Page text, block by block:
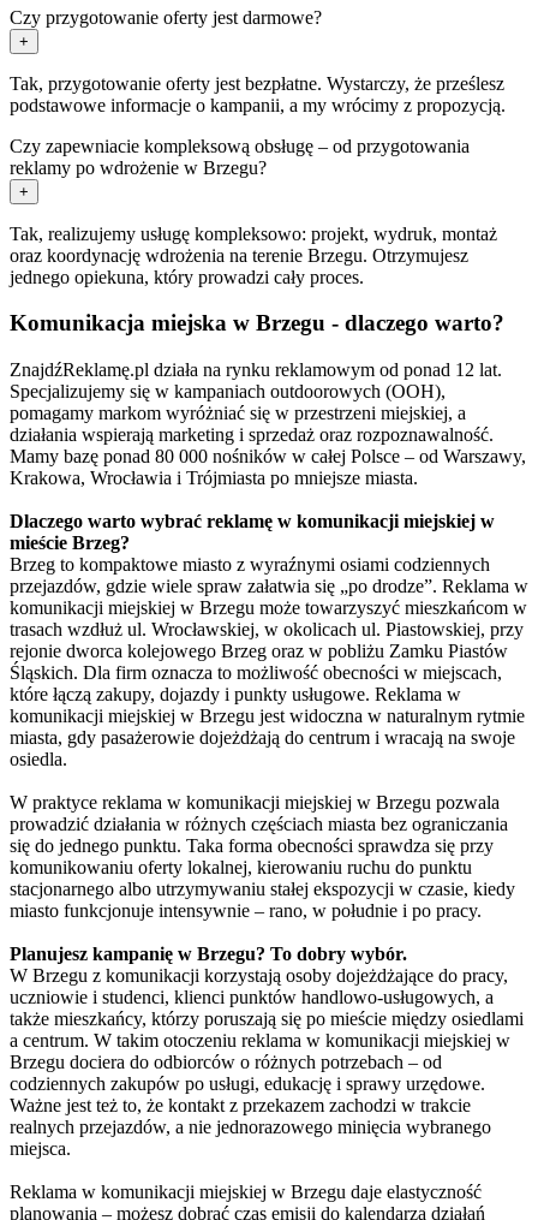
Czy przygotowanie oferty jest darmowe?
+
Tak, przygotowanie oferty jest bezpłatne. Wystarczy, że prześlesz
podstawowe informacje o kampanii, a my wrócimy z propozycją.
Czy zapewniacie kompleksową obsługę – od przygotowania
reklamy po wdrożenie w Brzegu?
+
Tak, realizujemy usługę kompleksowo: projekt, wydruk, montaż
oraz koordynację wdrożenia na terenie Brzegu. Otrzymujesz
jednego opiekuna, który prowadzi cały proces.
Komunikacja miejska w Brzegu - dlaczego warto?
ZnajdźReklamę.pl działa na rynku reklamowym od ponad 12 lat.
Specjalizujemy się w kampaniach outdoorowych (OOH),
pomagamy markom wyróżniać się w przestrzeni miejskiej, a
działania wspierają marketing i sprzedaż oraz rozpoznawalność.
Mamy bazę ponad 80 000 nośników w całej Polsce – od Warszawy,
Krakowa, Wrocławia i Trójmiasta po mniejsze miasta.
Dlaczego warto wybrać reklamę w komunikacji miejskiej w
mieście Brzeg?
Brzeg to kompaktowe miasto z wyraźnymi osiami codziennych
przejazdów, gdzie wiele spraw załatwia się „po drodze”. Reklama w
komunikacji miejskiej w Brzegu może towarzyszyć mieszkańcom w
trasach wzdłuż ul. Wrocławskiej, w okolicach ul. Piastowskiej, przy
rejonie dworca kolejowego Brzeg oraz w pobliżu Zamku Piastów
Śląskich. Dla firm oznacza to możliwość obecności w miejscach,
które łączą zakupy, dojazdy i punkty usługowe. Reklama w
komunikacji miejskiej w Brzegu jest widoczna w naturalnym rytmie
miasta, gdy pasażerowie dojeżdżają do centrum i wracają na swoje
osiedla.
W praktyce reklama w komunikacji miejskiej w Brzegu pozwala
prowadzić działania w różnych częściach miasta bez ograniczania
się do jednego punktu. Taka forma obecności sprawdza się przy
komunikowaniu oferty lokalnej, kierowaniu ruchu do punktu
stacjonarnego albo utrzymywaniu stałej ekspozycji w czasie, kiedy
miasto funkcjonuje intensywnie – rano, w południe i po pracy.
Planujesz kampanię w Brzegu? To dobry wybór.
W Brzegu z komunikacji korzystają osoby dojeżdżające do pracy,
uczniowie i studenci, klienci punktów handlowo-usługowych, a
także mieszkańcy, którzy poruszają się po mieście między osiedlami
a centrum. W takim otoczeniu reklama w komunikacji miejskiej w
Brzegu dociera do odbiorców o różnych potrzebach – od
codziennych zakupów po usługi, edukację i sprawy urzędowe.
Ważne jest też to, że kontakt z przekazem zachodzi w trakcie
realnych przejazdów, a nie jednorazowego minięcia wybranego
miejsca.
Reklama w komunikacji miejskiej w Brzegu daje elastyczność
planowania – możesz dobrać czas emisji do kalendarza działań